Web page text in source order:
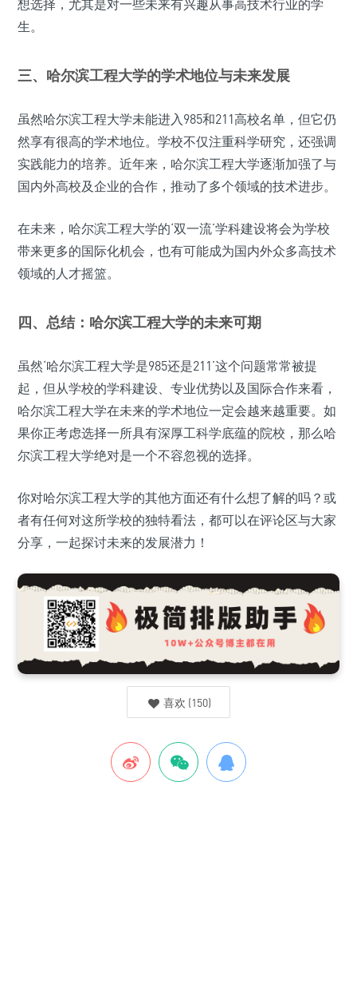
想选择，尤其是对一些未来有兴趣从事高技术行业的学
生。
三、哈尔滨工程大学的学术地位与未来发展
虽然哈尔滨工程大学未能进入985和211高校名单，但它仍
然享有很高的学术地位。学校不仅注重科学研究，还强调
实践能力的培养。近年来，哈尔滨工程大学逐渐加强了与
国内外高校及企业的合作，推动了多个领域的技术进步。
在未来，哈尔滨工程大学的‘双一流’学科建设将会为学校
带来更多的国际化机会，也有可能成为国内外众多高技术
领域的人才摇篮。
四、总结：哈尔滨工程大学的未来可期
虽然‘哈尔滨工程大学是985还是211’这个问题常常被提
起，但从学校的学科建设、专业优势以及国际合作来看，
哈尔滨工程大学在未来的学术地位一定会越来越重要。如
果你正考虑选择一所具有深厚工科学底蕴的院校，那么哈
尔滨工程大学绝对是一个不容忽视的选择。
你对哈尔滨工程大学的其他方面还有什么想了解的吗？或
者有任何对这所学校的独特看法，都可以在评论区与大家
分享，一起探讨未来的发展潜力！
喜欢 (150)